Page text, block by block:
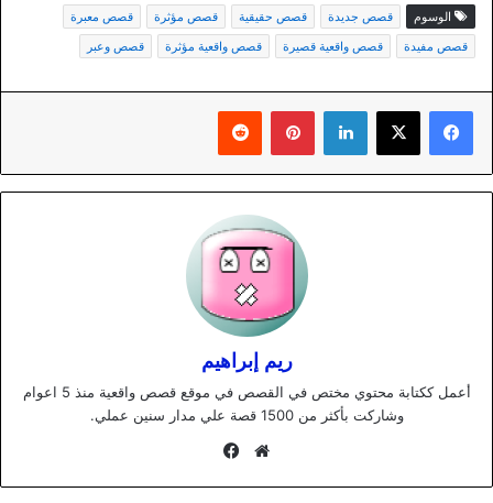
الوسوم قصص جديدة قصص حقيقية قصص مؤثرة
قصص معبرة
قصص مفيدة
قصص واقعية قصيرة قصص واقعية مؤثرة قصص وعبر
لينكدإن بينتيريست
ريم إبراهيم
أعمل ككتابة محتوي مختص في القصص في موقع قصص واقعية منذ 5 اعوام
وشاركت بأكثر من 1500 قصة علي مدار سنين عملي.
موقع